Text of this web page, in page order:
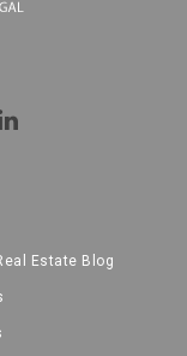
Estate Blog